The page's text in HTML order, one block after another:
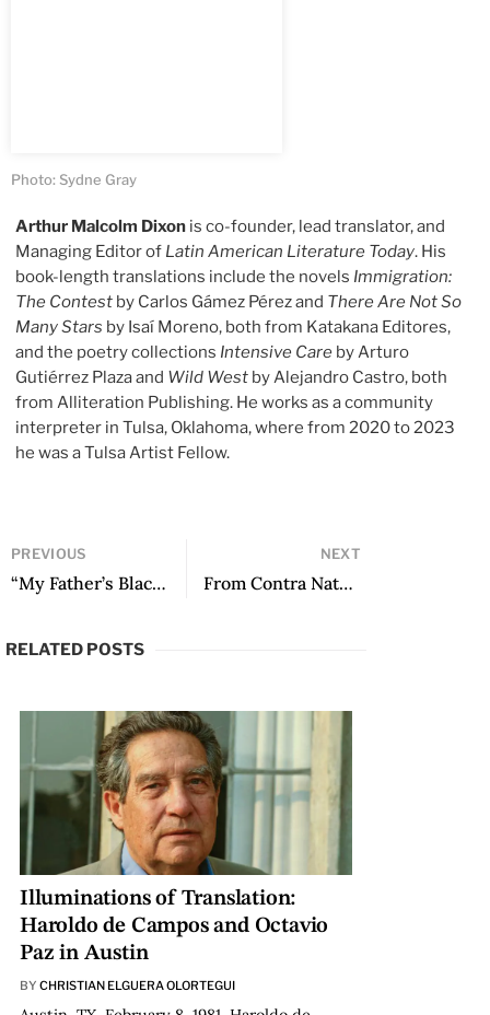
Photo: Sydne Gray
Arthur Malcolm Dixon is co-founder, lead translator, and
Managing Editor of Latin American Literature Today. His
book-length translations include the novels Immigration:
The Contest by Carlos Gámez Pérez and There Are Not So
Many Stars by Isaí Moreno, both from Katakana Editores,
and the poetry collections Intensive Care by Arturo
Gutiérrez Plaza and Wild West by Alejandro Castro, both
from Alliteration Publishing. He works as a community
interpreter in Tulsa, Oklahoma, where from 2020 to 2023
he was a Tulsa Artist Fellow.
PREVIOUS
“My Father’s Black Motorcycle” by Jesús Montoya
NEXT
From Contra Natura by Rodolfo Hinostroza
RELATED POSTS
Illuminations of Translation:
Haroldo de Campos and Octavio
Paz in Austin
BY CHRISTIAN ELGUERA OLORTEGUI